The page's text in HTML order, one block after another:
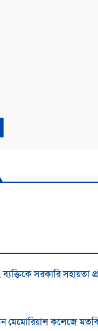
সরকারি সহায়তা
মেমোরিয়াল কলেজে